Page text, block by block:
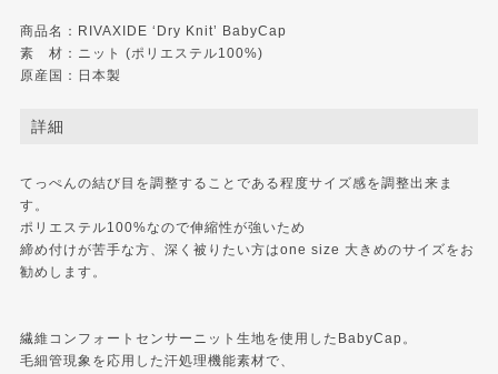
商品名：RIVAXIDE ‘Dry Knit’ BabyCap
素 材：ニット (ポリエステル100%)
原産国：日本製
詳細
てっぺんの結び目を調整することである程度サイズ感を調整出来ま
す。
ポリエステル100%なので伸縮性が強いため
締め付けが苦手な方、深く被りたい方はone size 大きめのサイズをお
勧めします。
繊維コンフォートセンサーニット生地を使用したBabyCap。
毛細管現象を応用した汗処理機能素材で、